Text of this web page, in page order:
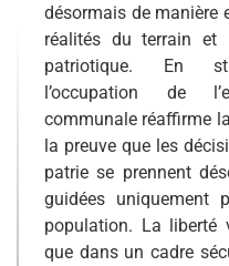
désormais de manière
réalités du terrain et
patriotique. En
l’occupation de
communale réaffirme la
la preuve que les
patrie se prennent
guidées uniquement
population. La liberté
que dans un cadre